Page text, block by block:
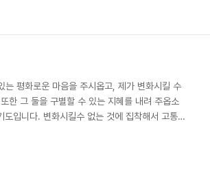
로 준비가 되면 변화하고 열매를 맺을 것입니다.
평화로운 마음을 주시옵고, 제가 변화시킬 수
한 그 둘을 구별할 수 있는 지혜를 내려 주옵소
입니다. 변화시킬수 없는 것에 집착해서 고통을